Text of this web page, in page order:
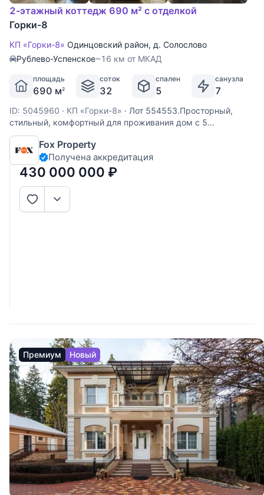
2-этажный коттедж 690 м² с отделкой
Горки-8
КП «Горки-8» Одинцовский район, д. Солослово
Рублево-Успенское~16 км от МКАД
площадь
690 м2
соток
32
спален
5
санузла
7
ID: 5045960 · КП «Горки-8» · Лот 554553.Просторный,
стильный, комфортный для проживания дом с 5
спальнями, СПА зоной и бассейном, дополнительно с
гаражом и квартирой для персонала , отдельно-стоящей
баней , уютной беседкой, потрясающим ландшафтом,
напоминающим ботанический сад с
Fox Property
Получена аккредитация
430 000 000 ₽
Премиум Новый